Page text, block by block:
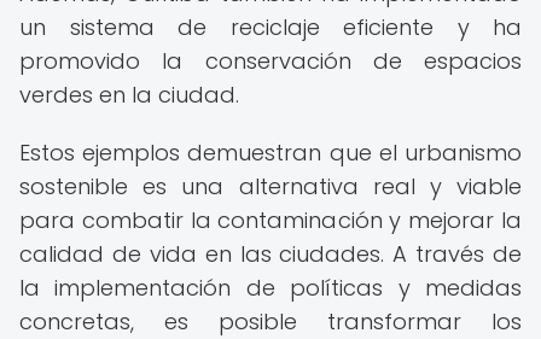
un sistema de reciclaje eficiente y ha
promovido la conservación de espacios
verdes en la ciudad.
Estos ejemplos demuestran que el urbanismo
sostenible es una alternativa real y viable
para combatir la contaminación y mejorar la
calidad de vida en las ciudades. A través de
la implementación de políticas y medidas
concretas, es posible transformar los